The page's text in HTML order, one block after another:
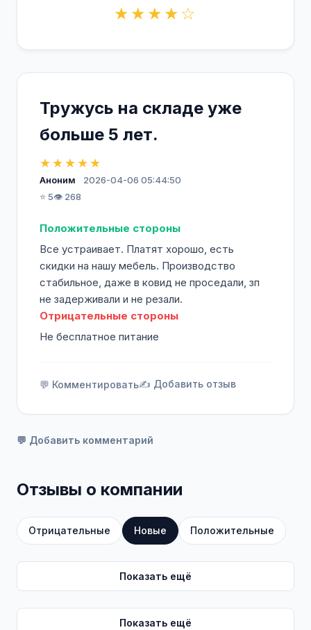
★★★★☆
Тружусь на складе уже
больше 5 лет.
★★★★★
Аноним
2026-04-06 05:44:50
⭐ 5👁️ 268
Положительные стороны
Все устраивает. Платят хорошо, есть
скидки на нашу мебель. Производство
стабильное, даже в ковид не проседали, зп
не задерживали и не резали.
Отрицательные стороны
Не бесплатное питание
💬 Комментировать✍️ Добавить отзыв
💬 Добавить комментарий
Отзывы о компании
Отрицательные Новые Положительные
Показать ещё
Показать ещё